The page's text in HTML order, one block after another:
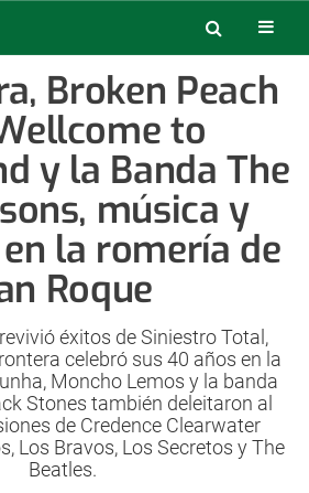
Broken Peach
to
y la Banda The
música y
la romería de
Roque
éxitos de Siniestro Total,
celebró sus 40 años en la
Moncho Lemos y la banda
Stones también deleitaron al
de Credence Clearwater
Los Bravos, Los Secretos y The
Beatles.